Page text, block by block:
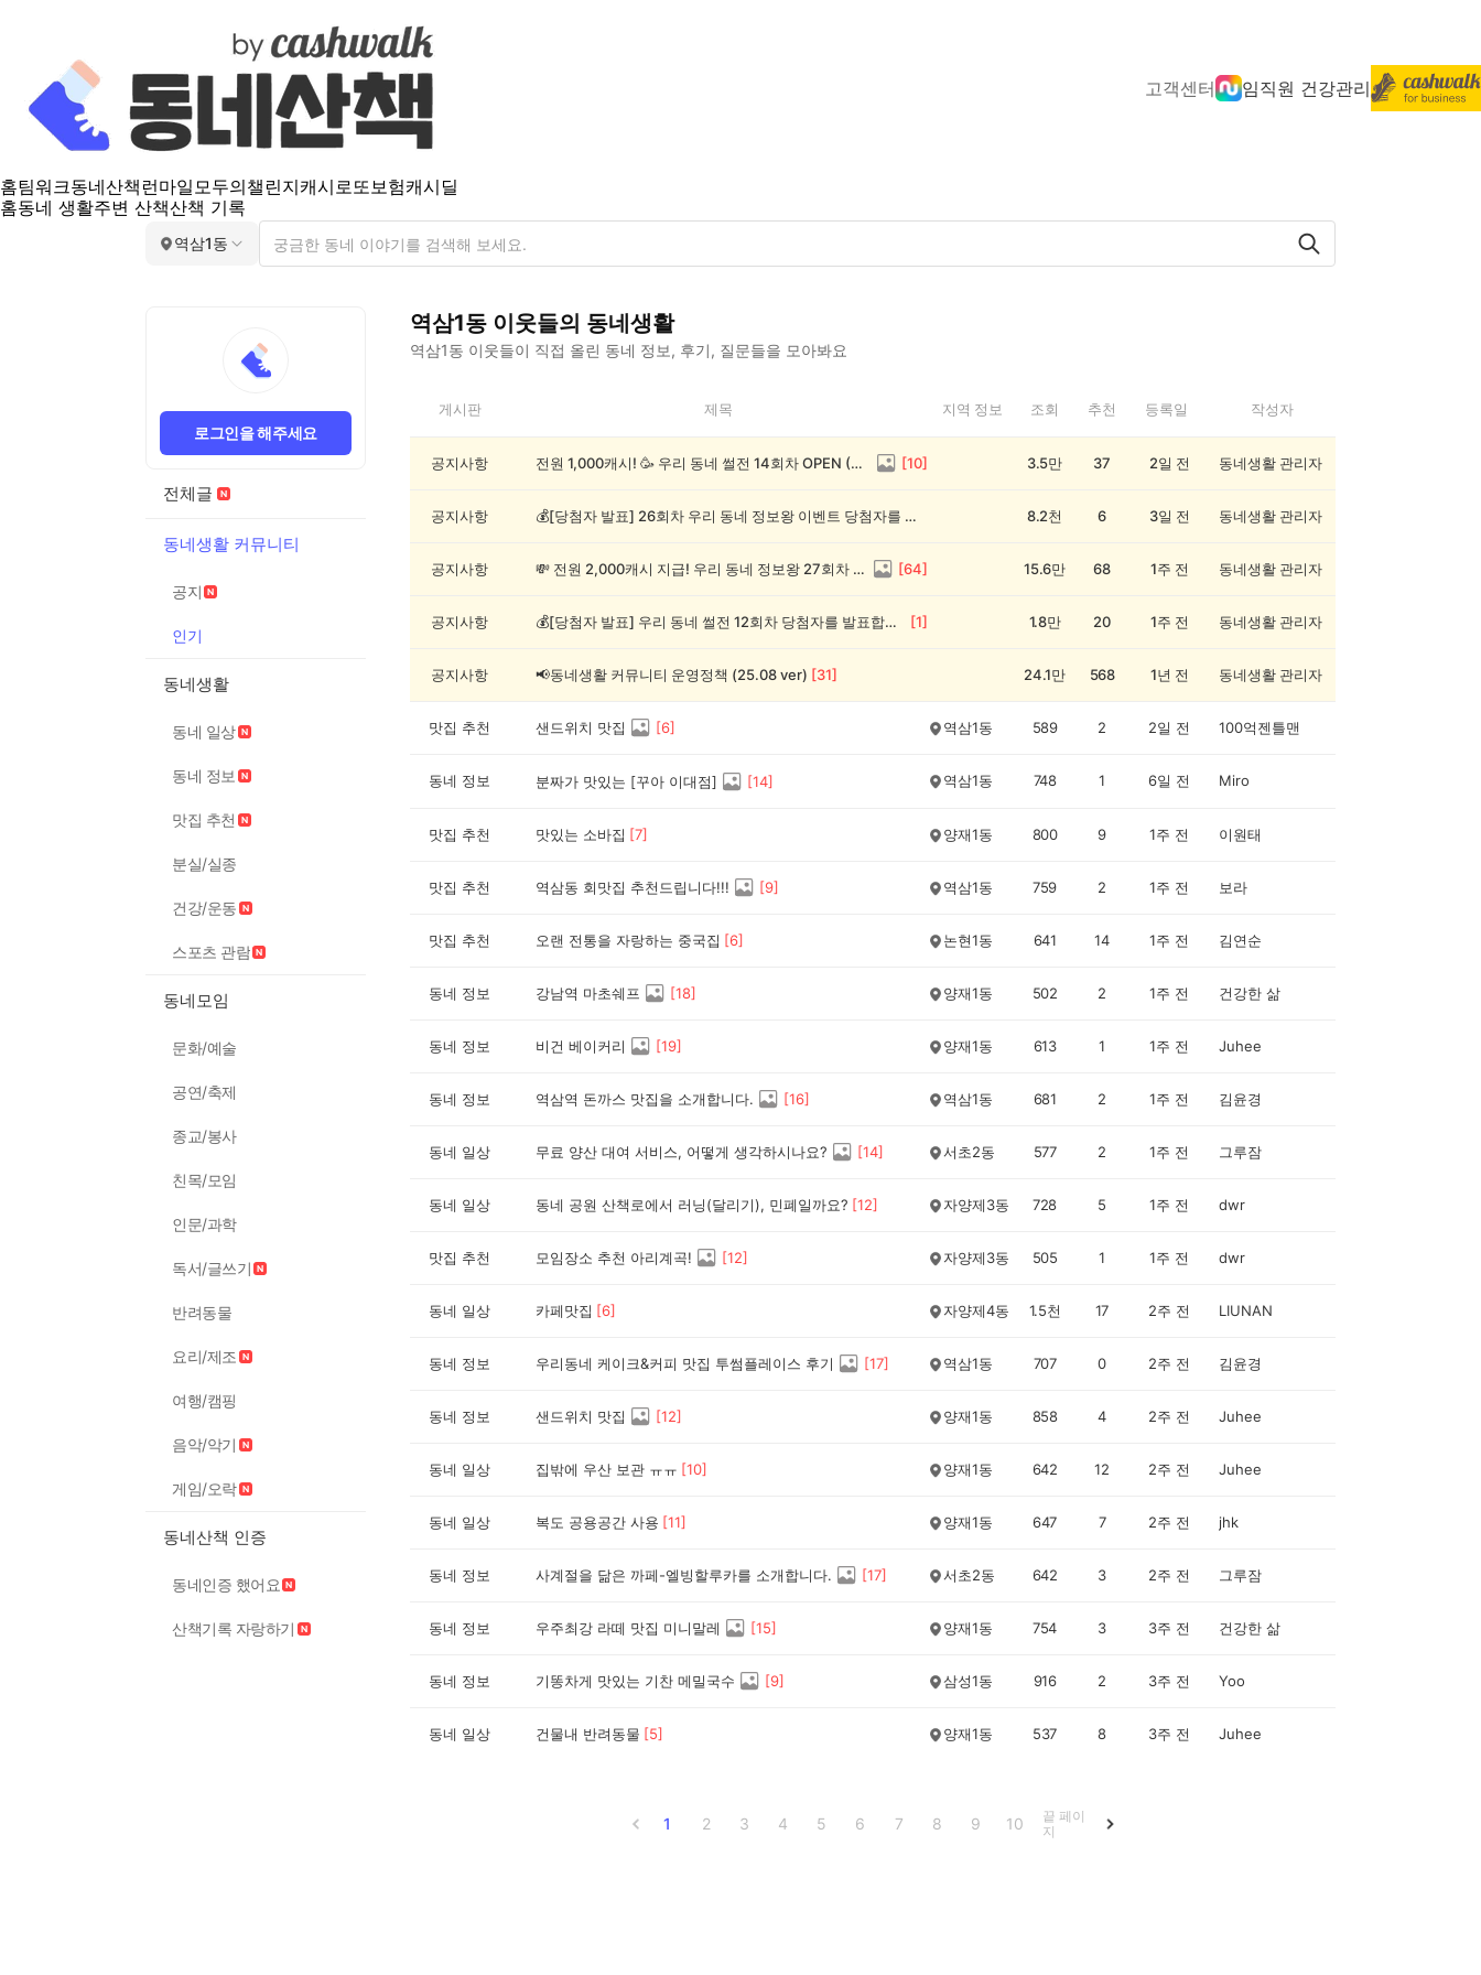
고객센터 임직원 건강관리
홈팀워크동네산책 런마일모두의챌린지캐시로또보험캐시딜
홈동네 생활주변 산책산책 기록
역삼1동
로그인을 해주세요
전체글
동네생활 커뮤니티
공지
인기
동네생활
동네 일상
동네 정보
맛집 추천
분실/실종
건강/운동
스포츠 관람
동네모임
문화/예술
공연/축제
종교/봉사
친목/모임
인문/과학
독서/글쓰기
반려동물
요리/제조
여행/캠핑
음악/악기
게임/오락
동네산책 인증
동네인증 했어요
산책기록 자랑하기
역삼1동 이웃들의 동네생활
역삼1동 이웃들이 직접 올린 동네 정보, 후기, 질문들을 모아봐요
1
게시판 제목 지역 정보 조회 추천 등록일 작성자
공지사항 전원 1,000캐시! 🥳 우리 동네 썰전 14회차 OPEN (~8/17) [10] 3.5만 37 2일 전 동네생활 관리자
공지사항 💰[당첨자 발표] 26회차 우리 동네 정보왕 이벤트 당첨자를 발표합니다! 8.2천 6 3일 전 동네생활 관리자
공지사항 💸 전원 2,000캐시 지급! 우리 동네 정보왕 27회차 (~8/10) [64] 15.6만 68 1주 전 동네생활 관리자
공지사항 💰[당첨자 발표] 우리 동네 썰전 12회차 당첨자를 발표합니다! [1] 1.8만 20 1주 전 동네생활 관리자
공지사항 📢동네생활 커뮤니티 운영정책 (25.08 ver) [31] 24.1만 568 1년 전 동네생활 관리자
맛집 추천 샌드위치 맛집 [6] 역삼1동 589 2 2일 전 100억젠틀맨
동네 정보 분짜가 맛있는 [꾸아 이대점] [14] 역삼1동 748 1 6일 전 Miro
맛집 추천 맛있는 소바집 [7] 양재1동 800 9 1주 전 이원태
맛집 추천 역삼동 회맛집 추천드립니다!!! [9] 역삼1동 759 2 1주 전 보라
맛집 추천 오랜 전통을 자랑하는 중국집 [6] 논현1동 641 14 1주 전 김연순
동네 정보 강남역 마초쉐프 [18] 양재1동 502 2 1주 전 건강한 삶
동네 정보 비건 베이커리 [19] 양재1동 613 1 1주 전 Juhee
동네 정보 역삼역 돈까스 맛집을 소개합니다. [16] 역삼1동 681 2 1주 전 김윤경
동네 일상 무료 양산 대여 서비스, 어떻게 생각하시나요? [14] 서초2동 577 2 1주 전 그루잠
동네 일상 동네 공원 산책로에서 러닝(달리기), 민폐일까요? [12] 자양제3동 728 5 1주 전 dwr
맛집 추천 모임장소 추천 아리계곡! [12] 자양제3동 505 1 1주 전 dwr
동네 일상 카페맛집 [6] 자양제4동 1.5천 17 2주 전 LIUNAN
동네 정보 우리동네 케이크&커피 맛집 투썸플레이스 후기 [17] 역삼1동 707 0 2주 전 김윤경
동네 정보 샌드위치 맛집 [12] 양재1동 858 4 2주 전 Juhee
동네 일상 집밖에 우산 보관 ㅠㅠ [10] 양재1동 642 12 2주 전 Juhee
동네 일상 복도 공용공간 사용 [11] 양재1동 647 7 2주 전 jhk
동네 정보 사계절을 닮은 까페-엘빙할루카를 소개합니다. [17] 서초2동 642 3 2주 전 그루잠
동네 정보 우주최강 라떼 맛집 미니말레 [15] 양재1동 754 3 3주 전 건강한 삶
동네 정보 기똥차게 맛있는 기찬 메밀국수 [9] 삼성1동 916 2 3주 전 Yoo
동네 일상 건물내 반려동물 [5] 양재1동 537 8 3주 전 Juhee
1 2 3 4 5 6 7 8 9 10
끝 페이
지